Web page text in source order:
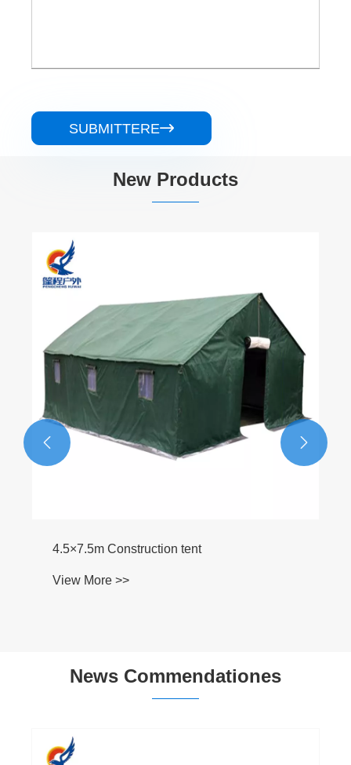
SUBMITTERE
New Products
4.5×7.5m Construction tent
View More >>
 
News Commendationes